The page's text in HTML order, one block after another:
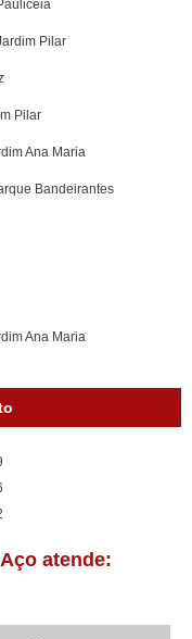
Pilar
Pilar
Ana Maria
Bandeirantes
Ana Maria
atende: